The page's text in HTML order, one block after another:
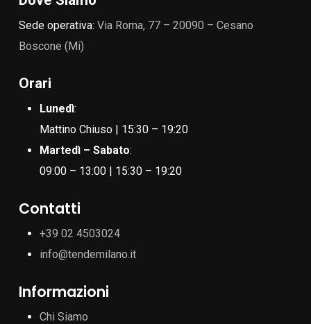
Sede operativa: Via Roma, 77 – 20090 – Cesano
Boscone (Mi)
Orari
Lunedì:
Mattino Chiuso | 15:30 – 19:20
Martedì – Sabato:
09:00 – 13:00 | 15:30 – 19:20
Contatti
+39 02 4503024
info@tendemilano.it
Informazioni
Chi Siamo